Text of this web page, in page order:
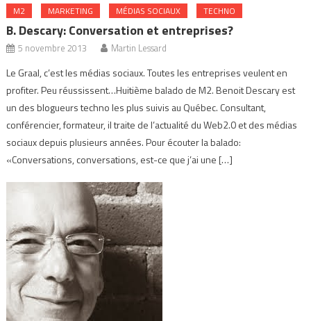
M2 MARKETING MÉDIAS SOCIAUX TECHNO
B. Descary: Conversation et entreprises?
5 novembre 2013 Martin Lessard
Le Graal, c’est les médias sociaux. Toutes les entreprises veulent en
profiter. Peu réussissent…Huitième balado de M2. Benoit Descary est
un des blogueurs techno les plus suivis au Québec. Consultant,
conférencier, formateur, il traite de l’actualité du Web2.0 et des médias
sociaux depuis plusieurs années. Pour écouter la balado:
«Conversations, conversations, est-ce que j’ai une […]